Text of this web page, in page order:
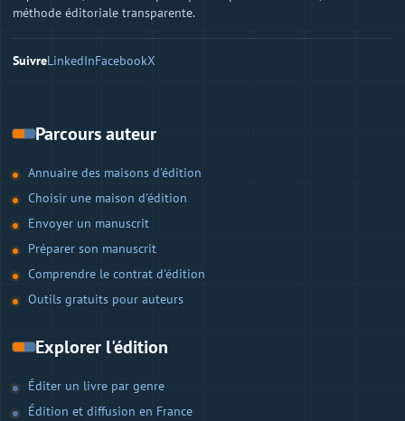
méthode éditoriale transparente.
SuivreLinkedInFacebookX
Parcours auteur
Annuaire des maisons d'édition
Choisir une maison d'édition
Envoyer un manuscrit
Préparer son manuscrit
Comprendre le contrat d'édition
Outils gratuits pour auteurs
Explorer l'édition
Éditer un livre par genre
Édition et diffusion en France